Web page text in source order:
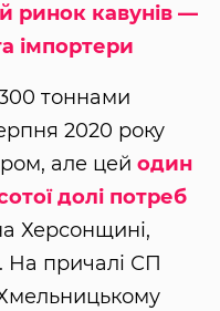
ринок кавунів —
імпортери
тоннами
2020 року
але цей один
долі потреб
Херсонщині,
На причалі СП